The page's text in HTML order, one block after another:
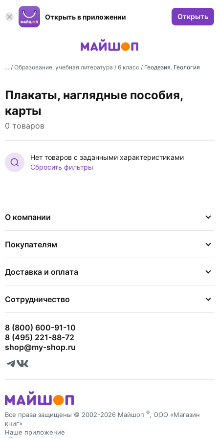
Открыть в приложении Открыть
... / Образование, учебная литература / 6 класс / Геодезия. Геология
Плакаты, наглядные пособия,
карты
0 товаров
Нет товаров с заданными характеристиками
Сбросить фильтры
О компании
Покупателям
Доставка и оплата
Сотрудничество
8 (800) 600-91-10
8 (495) 221-88-72
shop@my-shop.ru
Все права защищены © 2002-2026 Майшоп ®, ООО «Магазин
книг»
Наше приложение